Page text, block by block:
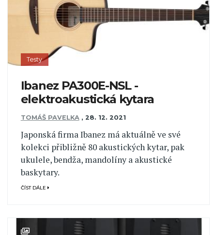
Testy
Ibanez PA300E-NSL -
elektroakustická kytara
TOMÁŠ PAVELKA , 28. 12. 2021
Japonská firma Ibanez má aktuálně ve své
kolekci přibližně 80 akustických kytar, pak
ukulele, bendža, mandolíny a akustické
baskytary.
ČÍST DÁLE